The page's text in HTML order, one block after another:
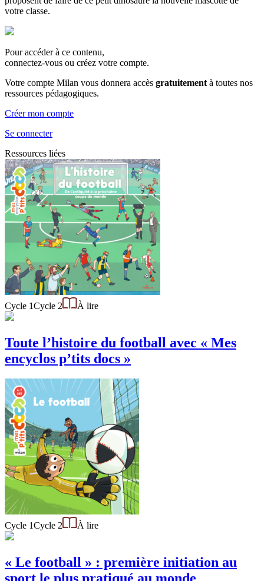
votre classe.
Pour accéder à ce contenu,
connectez-vous ou créez votre compte.
Votre compte Milan vous donnera accès gratuitement à toutes nos
ressources pédagogiques.
Créer mon compte
Se connecter
Ressources liées
Cycle 1Cycle 2 À lire
Toute l’histoire du football avec « Mes
encyclos p’tits docs »
Cycle 1Cycle 2 À lire
« Le football » : première initiation au
sport le plus pratiqué au monde